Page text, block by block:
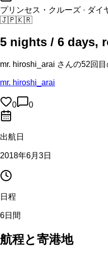
プリンセス・クルーズ · ダイ
🇯🇵🇰🇷
5 nights / 6 days,
mr. hiroshi_arai さんの52回目
mr. hiroshi_arai
0 0
出航日
2018年6月3日
日程
6日間
航程と寄港地